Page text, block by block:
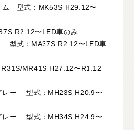
ム 型式：MK53S H29.12〜
R2.12〜LED⾞のみ
型式：MA37S R2.12〜LED⾞
MR41S H27.12〜R1.12
レー 型式：MH23S H20.9〜
レー 型式：MH34S H24.9〜